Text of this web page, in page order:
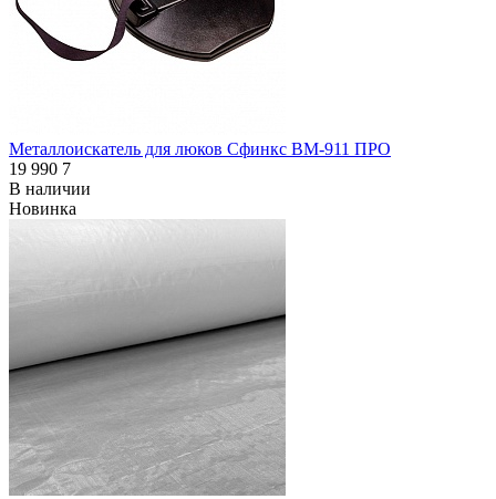
Металлоискатель для люков Сфинкс ВМ-911 ПРО
19 990 7
В наличии
Новинка